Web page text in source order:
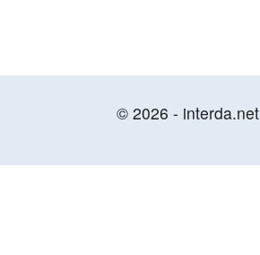
© 2026 - interda.net